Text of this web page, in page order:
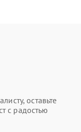
оставьте
с радостью